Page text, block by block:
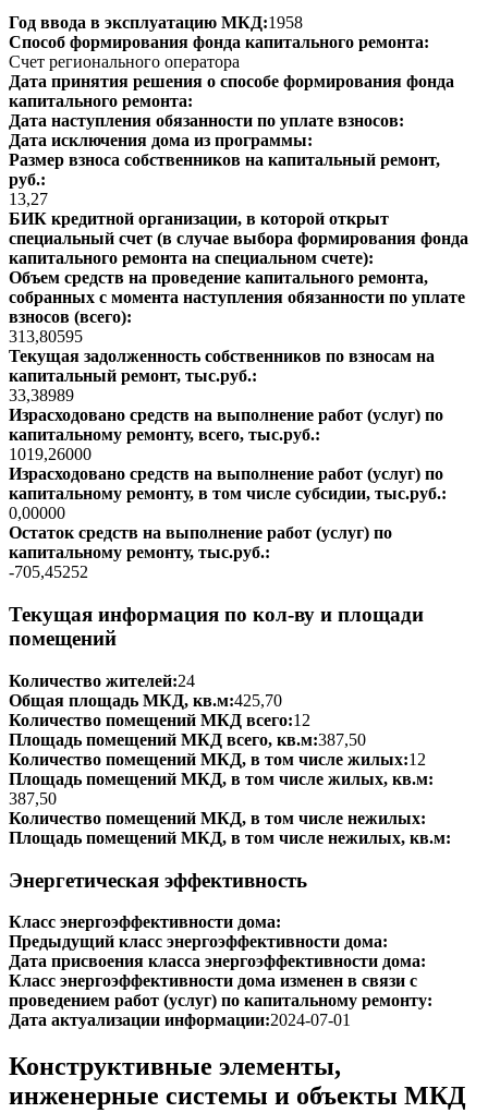
Год ввода в эксплуатацию МКД:1958
Способ формирования фонда капитального ремонта:
Счет регионального оператора
Дата принятия решения о способе формирования фонда
капитального ремонта:
Дата наступления обязанности по уплате взносов:
Дата исключения дома из программы:
Размер взноса собственников на капитальный ремонт,
руб.:
13,27
БИК кредитной организации, в которой открыт
специальный счет (в случае выбора формирования фонда
капитального ремонта на специальном счете):
Объем средств на проведение капитального ремонта,
собранных с момента наступления обязанности по уплате
взносов (всего):
313,80595
Текущая задолженность собственников по взносам на
капитальный ремонт, тыс.руб.:
33,38989
Израсходовано средств на выполнение работ (услуг) по
капитальному ремонту, всего, тыс.руб.:
1019,26000
Израсходовано средств на выполнение работ (услуг) по
капитальному ремонту, в том числе субсидии, тыс.руб.:
0,00000
Остаток средств на выполнение работ (услуг) по
капитальному ремонту, тыс.руб.:
-705,45252
Текущая информация по кол-ву и площади
помещений
Количество жителей:24
Общая площадь МКД, кв.м:425,70
Количество помещений МКД всего:12
Площадь помещений МКД всего, кв.м:387,50
Количество помещений МКД, в том числе жилых:12
Площадь помещений МКД, в том числе жилых, кв.м:
387,50
Количество помещений МКД, в том числе нежилых:
Площадь помещений МКД, в том числе нежилых, кв.м:
Энергетическая эффективность
Класс энергоэффективности дома:
Предыдущий класс энергоэффективности дома:
Дата присвоения класса энергоэффективности дома:
Класс энергоэффективности дома изменен в связи с
проведением работ (услуг) по капитальному ремонту:
Дата актуализации информации:2024-07-01
Конструктивные элементы,
инженерные системы и объекты МКД